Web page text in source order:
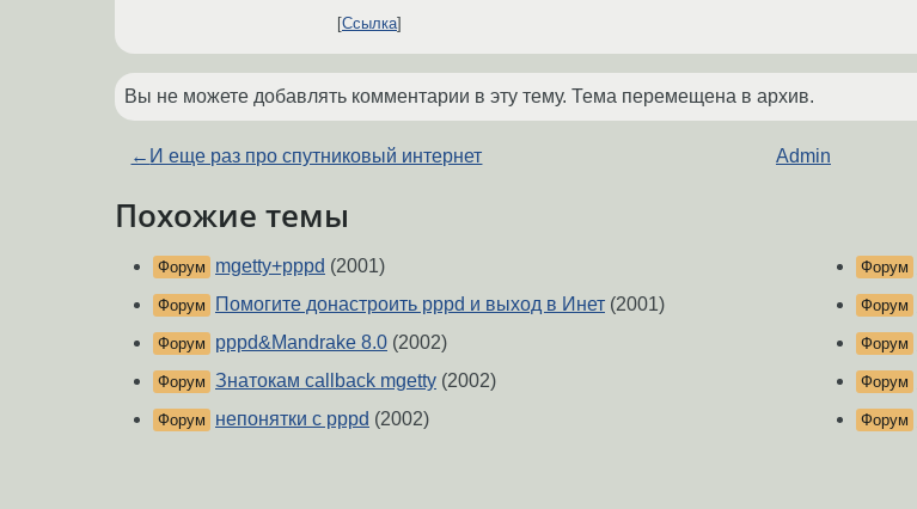
Ссылка
Вы не можете добавлять комментарии в эту тему. Тема перемещена в архив.
← И еще раз про спутниковый интернет Admin
Похожие темы
Форум mgetty+pppd (2001)
Форум Помогите донастроить pppd и выход в Инет (2001)
Форум pppd&Mandrake 8.0 (2002)
Форум Знатокам callback mgetty (2002)
Форум непонятки с pppd (2002)
Форум
Форум
Форум
Форум
Форум